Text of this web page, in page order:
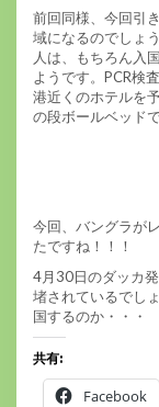
前回同様、今回引
域になるのでしょ
人は、もちろん入
ようです。PCR検
港近くのホテルを
の段ボールベッド
今回、バングラが
たですね！！！
4月30日のダッカ
堵されているでし
国するのか・・・
共有:
Facebook